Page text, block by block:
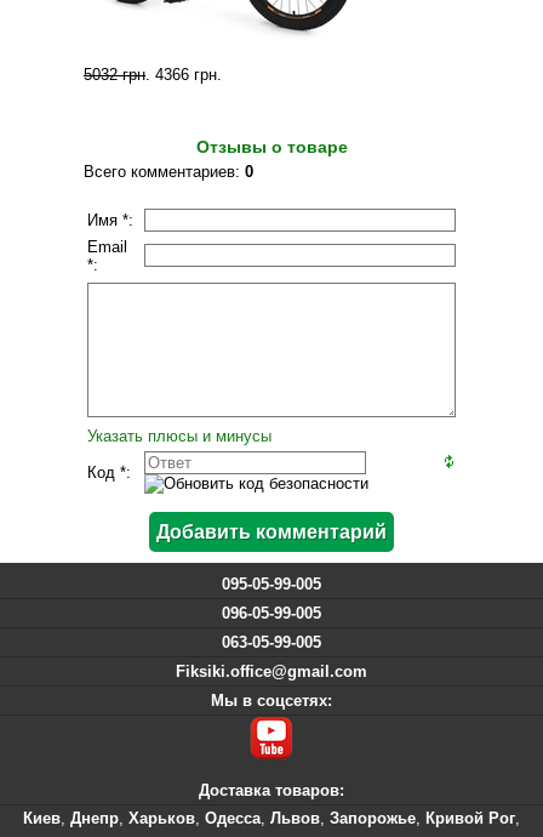
5032 грн. 4366 грн.
Отзывы о товаре
Всего комментариев: 0
Имя *:
Email
*:
Указать плюсы и минусы
Код *:
095-05-99-005
096-05-99-005
063-05-99-005
Fiksiki.office@gmail.com
Мы в соцсетях:
Доставка товаров:
Киев, Днепр, Харьков, Одесса, Львов, Запорожье, Кривой Рог,